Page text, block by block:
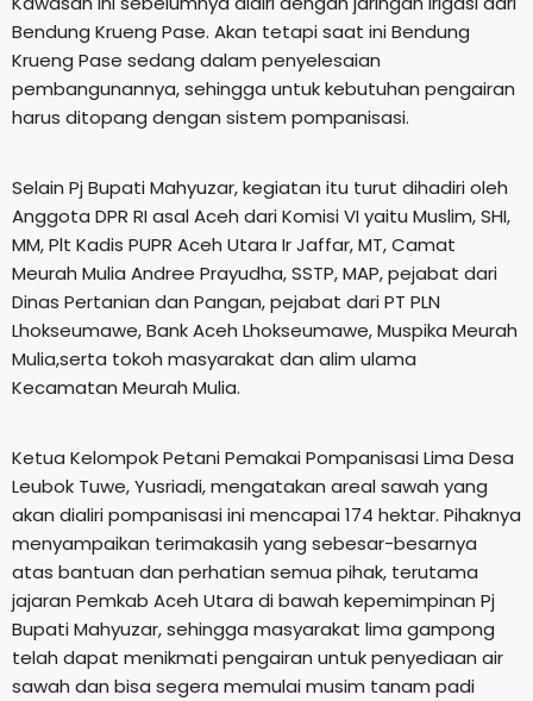
Bendung Krueng Pase. Akan tetapi saat ini Bendung
Krueng Pase sedang dalam penyelesaian
pembangunannya, sehingga untuk kebutuhan pengairan
harus ditopang dengan sistem pompanisasi.
Selain Pj Bupati Mahyuzar, kegiatan itu turut dihadiri oleh
Anggota DPR RI asal Aceh dari Komisi VI yaitu Muslim, SHI,
MM, Plt Kadis PUPR Aceh Utara Ir Jaffar, MT, Camat
Meurah Mulia Andree Prayudha, SSTP, MAP, pejabat dari
Dinas Pertanian dan Pangan, pejabat dari PT PLN
Lhokseumawe, Bank Aceh Lhokseumawe, Muspika Meurah
Mulia,serta tokoh masyarakat dan alim ulama
Kecamatan Meurah Mulia.
Ketua Kelompok Petani Pemakai Pompanisasi Lima Desa
Leubok Tuwe, Yusriadi, mengatakan areal sawah yang
akan dialiri pompanisasi ini mencapai 174 hektar. Pihaknya
menyampaikan terimakasih yang sebesar-besarnya
atas bantuan dan perhatian semua pihak, terutama
jajaran Pemkab Aceh Utara di bawah kepemimpinan Pj
Bupati Mahyuzar, sehingga masyarakat lima gampong
telah dapat menikmati pengairan untuk penyediaan air
sawah dan bisa segera memulai musim tanam padi